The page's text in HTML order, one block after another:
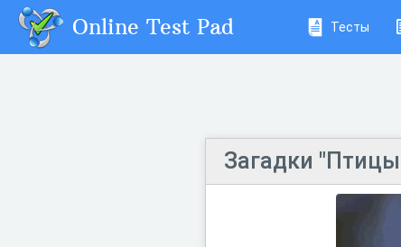
Online Test Pad Тесты
Загадки